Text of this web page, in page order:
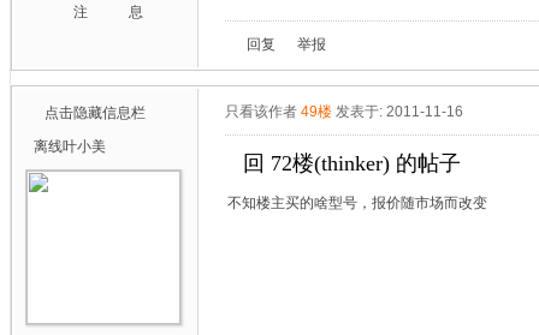
注
息
回复 举报
点击隐藏信息栏
离线叶小美
只看该作者 49楼 发表于: 2011-11-16
回 72楼(thinker) 的帖子
不知楼主买的啥型号，报价随市场而改变